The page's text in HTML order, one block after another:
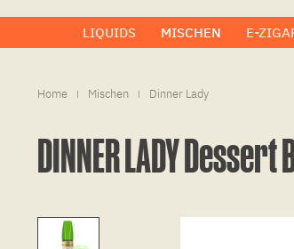
LIQUIDS MISCHEN E-
Home | Mischen | Dinner Lady
DINNER LADY